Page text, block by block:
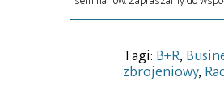
Tagi: B+R,
zbrojeniowy,